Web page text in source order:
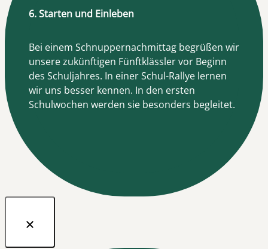
6. Starten und Einleben
Bei einem Schnuppernachmittag begrüßen wir
unsere zukünftigen Fünftklässler vor Beginn
des Schuljahres. In einer Schul-Rallye lernen
wir uns besser kennen. In den ersten
Schulwochen werden sie besonders begleitet.